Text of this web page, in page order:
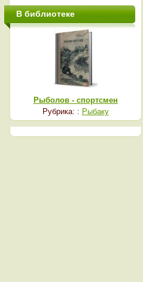
В библиотеке
Рыболов - спортсмен
Рубрика: : Рыбаку